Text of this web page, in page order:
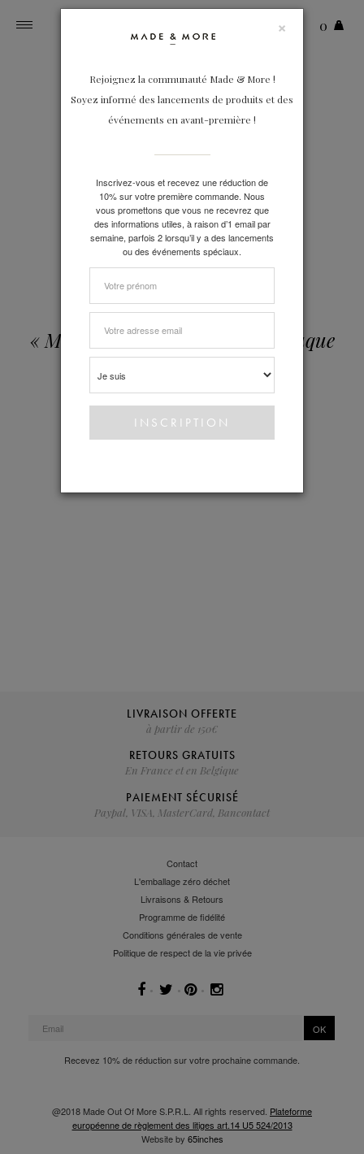
0
LE SWEAT
Coupe intemporelle, ultra doux,
en coton biologique et polyester
recyclé
JE DÉCOUVRE
« Made & More vous propose chaque
jour le plus beau de la mode
COTON BIOLOGIQUE
LA CHEMISE
LIVRAISON OFFERTE
à partir de 150€
RETOURS GRATUITS
En France et en Belgique
PAIEMENT SÉCURISÉ
Paypal, VISA, MasterCard, Bancontact
Contact
L'emballage zéro déchet
Livraisons & Retours
Programme de fidélité
Conditions générales de vente
Politique de respect de la vie privée
OK
Recevez 10% de réduction sur votre prochaine commande.
@2018 Made Out Of More S.P.R.L. All rights reserved. Plateforme
européenne de règlement des litiges art.14 U5 524/2013
Website by 65inches
×
Rejoignez la communauté Made & More !
Soyez informé des lancements de produits et des
événements en avant-première !
Inscrivez-vous et recevez une réduction de
10% sur votre première commande. Nous
vous promettons que vous ne recevrez que
des informations utiles, à raison d’1 email par
semaine, parfois 2 lorsqu’il y a des lancements
ou des événements spéciaux.